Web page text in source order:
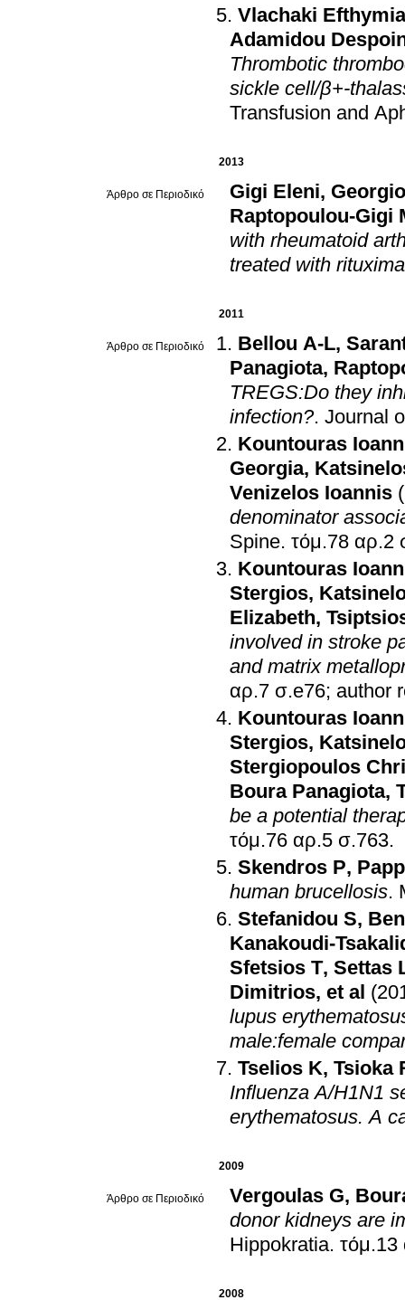
Vlachaki Efthymia
Adamidou
Thrombotic
sickle cell/β+-
Transfusion and
2013
Άρθρο σε Περιοδικό Gigi Eleni,
Raptopoulou-Gigi
with rheumatoid
treated with
2011
Άρθρο σε Περιοδικό Bellou A-L,
Panagiota,
TREGS:Do they
infection?. Journal
Kountouras
Georgia,
Venizelos Ioannis
denominator
Spine.
Kountouras
Stergios,
Elizabeth,
involved in stroke
and matrix
αρ.7 σ.e76;
Kountouras
Stergios,
Stergiopoulos
Boura Panagiota,
be a potential
τόμ.76 αρ.5 σ.763.
Skendros P,
human brucellosis.
Stefanidou S,
Kanakoudi-
Sfetsios T, Settas
Dimitrios, et al
lupus
male:female
Tselios K, Tsioka
Influenza A/H1N1
erythematosus. A
2009
Άρθρο σε Περιοδικό Vergoulas G,
donor kidneys are
Hippokratia.
2008